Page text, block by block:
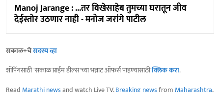
Manoj Jarange : ...तर विखेसाहेब तुमच्या घरातून जीव
देईस्तोर उठणार नाही - मनोज जरांगे पाटील
सकाळ+चेसदस्य व्हा
शॉपिंगसाठी 'सकाळ प्राईम डील्स'च्या भन्नाट ऑफर्स पाहण्यासाठीक्लिक करा.
Read Marathi newsand watch Live TV.Breaking newsfrom Maharashtra,